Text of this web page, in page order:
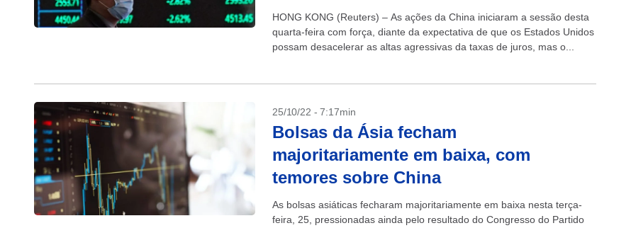
HONG KONG (Reuters) – As ações da China iniciaram a sessão desta
quarta-feira com força, diante da expectativa de que os Estados Unidos
possam desacelerar as altas agressivas da taxas de juros, mas o...
25/10/22 - 7:17min
Bolsas da Ásia fecham
majoritariamente em baixa, com
temores sobre China
As bolsas asiáticas fecharam majoritariamente em baixa nesta terça-
feira, 25, pressionadas ainda pelo resultado do Congresso do Partido